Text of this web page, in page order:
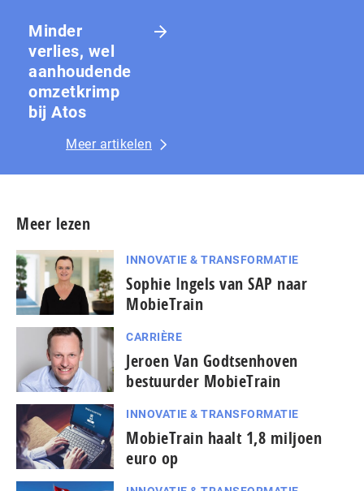
Minder
verlies, wel
aanhoudende
omzetkrimp
bij Atos
Meer artikelen
Meer lezen
INNOVATIE & TRANSFORMATIE
Sophie Ingels van SAP naar
MobieTrain
CARRIÈRE
Jeroen Van Godtsenhoven
bestuurder MobieTrain
INNOVATIE & TRANSFORMATIE
MobieTrain haalt 1,8 miljoen
euro op